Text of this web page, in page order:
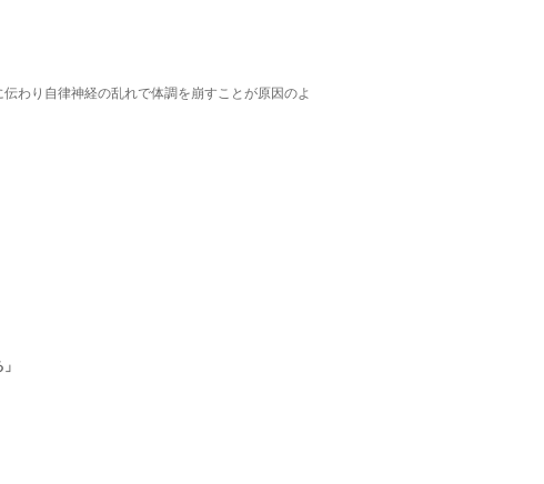
わり自律神経の乱れで体調を崩すことが原因のよ